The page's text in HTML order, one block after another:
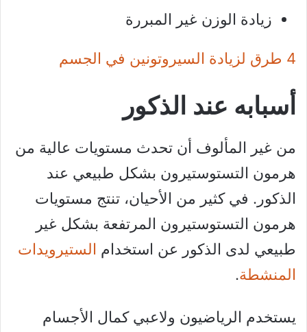
زيادة الوزن غير المبررة
4 طرق لزيادة السيروتونين في الجسم
أسبابه عند الذكور
من غير المألوف أن تحدث مستويات عالية من
هرمون التستوستيرون بشكل طبيعي عند
الذكور. في كثير من الأحيان، تنتج مستويات
هرمون التستوستيرون المرتفعة بشكل غير
طبيعي لدى الذكور عن استخدام الستيرويدات
المنشطة.
يستخدم الرياضيون ولاعبي كمال الأجسام